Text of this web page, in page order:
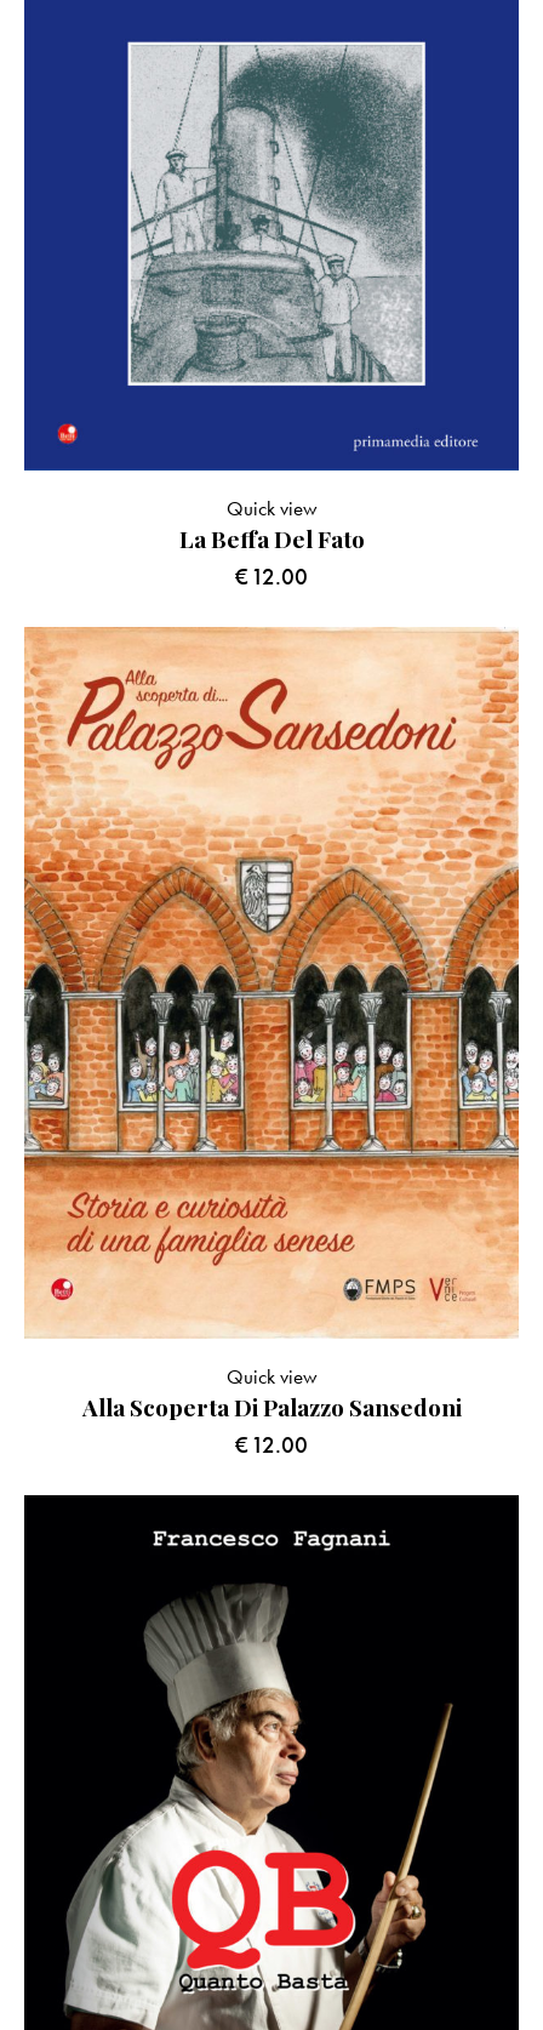
La Beffa Del Fato
€12.00
Quick view
Alla Scoperta Di Palazzo Sansedoni
€12.00
Quick view